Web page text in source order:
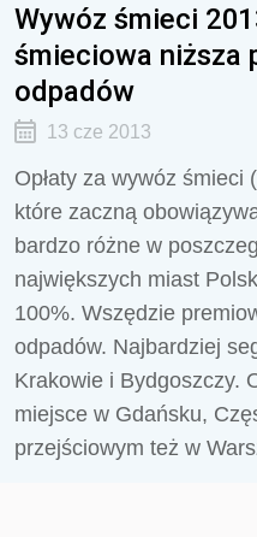
Wywóz śmieci
śmieciowa niższa
odpadów
13 cze 2013
Opłaty za wywóz śmieci
które zaczną
bardzo różne w
największych miast
100%. Wszędzie
odpadów. Najbardziej
Krakowie i Bydgoszczy.
miejsce w Gdańsku,
przejściowym też w